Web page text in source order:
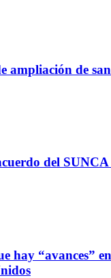
ampliación de
del SUNCA
hay “avances”